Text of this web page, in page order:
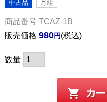
中古品 月組
商品番号 TCAZ-1B
販売価格 980 税込